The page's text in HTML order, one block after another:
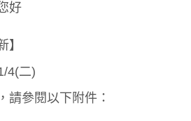
好
】
4(二)
請參閱以下附件：